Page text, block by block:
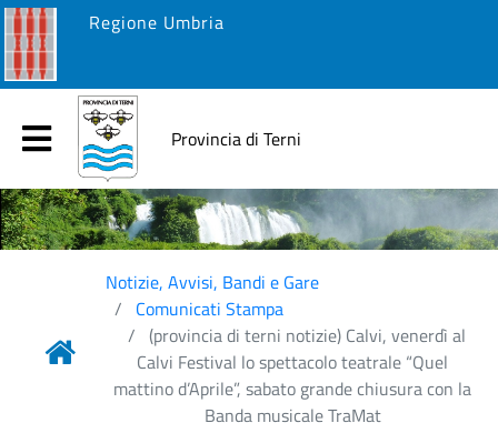
Regione Umbria
Provincia di Terni
Notizie, Avvisi, Bandi e Gare
Comunicati Stampa
(provincia di terni notizie) Calvi, venerdì al
Calvi Festival lo spettacolo teatrale “Quel
mattino d’Aprile”, sabato grande chiusura con la
Banda musicale TraMat